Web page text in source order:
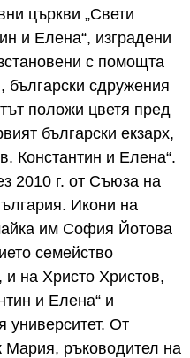
църкви „Свети
и Елена“, изградени
с помощта
български сдружения
положи цветя пред
български екзарх,
Константин и Елена“.
2010 г. от Съюза на
Икони на
им София Йотова
семейство
и на Христо Христов,
и Елена“ и
университет. От
Мария, ръководител на